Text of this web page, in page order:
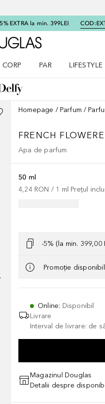
EXTRA la min. 399LEI COD:
Către pagina
CORP
PAR
LIFESTYLE
Homepage Parfum
FRENCH
Apa de parfum
50 ml
4,24 RON / 1 ml Prețul
-5% (la min. 399,00
Promoție
Online: Disponibil
Livrare
Interval de livrare: de
Magazinul Douglas
Detalii despre